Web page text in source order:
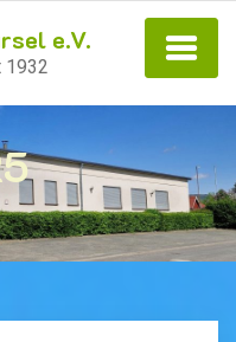
e.V.
1932